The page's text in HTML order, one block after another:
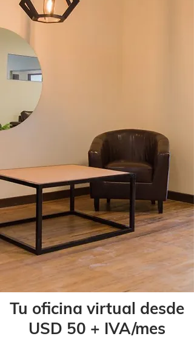
Tu oficina virtual desde
USD 50 + IVA/mes